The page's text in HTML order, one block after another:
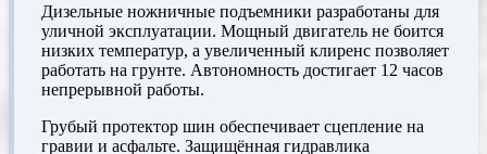
Дизельные ножничные подъемники разработаны для
уличной эксплуатации. Мощный двигатель не боится
низких температур, а увеличенный клиренс позволяет
работать на грунте. Автономность достигает 12 часов
непрерывной работы.
Грубый протектор шин обеспечивает сцепление на
гравии и асфальте. Защищённая гидравлика